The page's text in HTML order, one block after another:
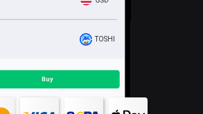
TOSHI